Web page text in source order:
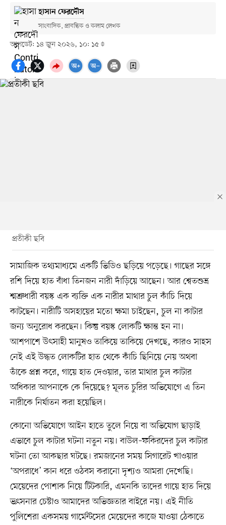
হাসান ফেরদৌস
সাংবাদিক, প্রাবন্ধিক ও কলাম লেখক
আপডেট: ১৪ জুন ২০২৬, ১০: ১৫
প্রতীকী ছবি
সামাজিক তথ্যমাধ্যমে একটি ভিডিও ছড়িয়ে পড়েছে। গাছের সঙ্গে
রশি দিয়ে হাত বাঁধা তিনজন নারী দাঁড়িয়ে আছেন। আর শ্বেতশুভ্র
শ্মশ্রুধারী বয়স্ক এক ব্যক্তি এক নারীর মাথার চুল কাঁচি দিয়ে
কাটছেন। নারীটি অসহায়ের মতো ক্ষমা চাইছেন, চুল না কাটার
জন্য অনুরোধ করছেন। কিন্তু বয়স্ক লোকটি ক্ষান্ত হন না।
আশপাশে উৎসাহী মানুষও তাকিয়ে তাকিয়ে দেখছে, কারও সাহস
নেই এই উদ্ধত লোকটির হাত থেকে কাঁচি ছিনিয়ে নেয় অথবা
তাঁকে প্রশ্ন করে, গায়ে হাত দেওয়ার, তার মাথার চুল কাটার
অধিকার আপনাকে কে দিয়েছে? মূলত চুরির অভিযোগে এ তিন
নারীকে নির্যাতন করা হয়েছিল।
কোনো অভিযোগে আইন হাতে তুলে নিয়ে বা অভিযোগ ছাড়াই
এভাবে চুল কাটার ঘটনা নতুন নয়। বাউল–ফকিরদের চুল কাটার
ঘটনা তো আকছার ঘটছে। রমজানের সময় সিগারেট খাওয়ার
‘অপরাধে’ কান ধরে ওঠবস করানো দৃশ্যও আমরা দেখেছি।
মেয়েদের পোশাক নিয়ে টিটকারি, এমনকি তাদের গায়ে হাত দিয়ে
ভর্ৎসনার চেষ্টাও আমাদের অভিজ্ঞতার বাইরে নয়। এই নীতি
পুলিশেরা একসময় গার্মেন্টসের মেয়েদের কাজে যাওয়া ঠেকাতে